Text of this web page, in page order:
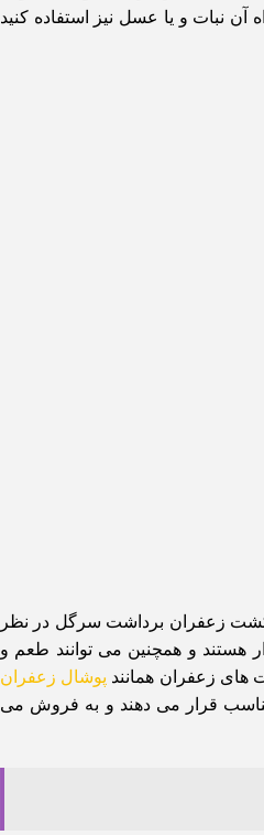
آن نبات و یا عسل نیز استفاده کنید
کشت زعفران برداشت سرگل در نظر
هستند و همچنین می‌ توانند طعم و
های زعفران همانند پوشال زعفران
قرار می دهند و به فروش می